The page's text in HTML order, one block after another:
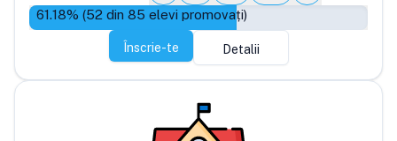
61.18% (52 din 85 elevi promovați)
Înscrie-te Detalii